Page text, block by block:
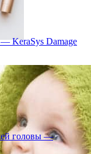
KeraSys Damage
головы —